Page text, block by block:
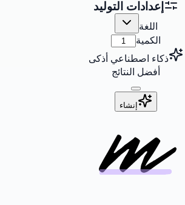
إعدادات التوليد
اللغة
الكمية
ذكاء اصطناعي أذكى
أفضل النتائج
إنشاء